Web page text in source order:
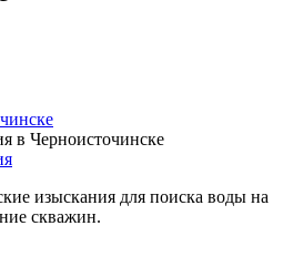
в Черноисточинске
изыскания для поиска воды на
скважин.